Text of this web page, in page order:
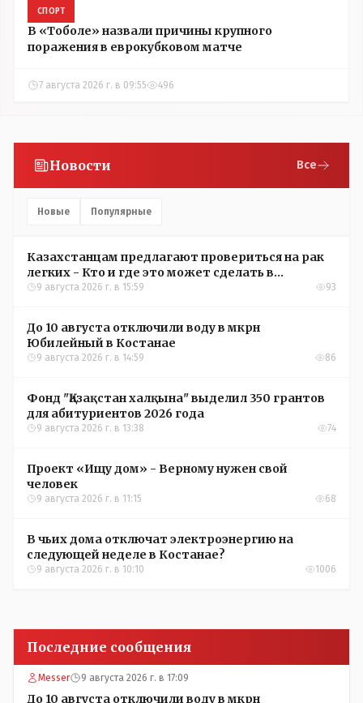
СПОРТ
В «Тоболе» назвали причины крупного
поражения в еврокубковом матче
7 августа 2026 г. в 09:55 496
Новости Все
Новые Популярные
Казахстанцам предлагают провериться на рак
легких - Кто и где это может сделать в
Костанайской области
9 августа 2026 г. в 15:59 93
До 10 августа отключили воду в мкрн
Юбилейный в Костанае
9 августа 2026 г. в 14:59 86
Фонд "Қазақстан халқына" выделил 350 грантов
для абитуриентов 2026 года
9 августа 2026 г. в 13:38 74
Проект «Ищу дом» - Верному нужен свой
человек
9 августа 2026 г. в 11:15 68
В чьих дома отключат электроэнергию на
следующей неделе в Костанае?
9 августа 2026 г. в 10:10 1006
Последние сообщения
Messer 9 августа 2026 г. в 17:09
До 10 августа отключили воду в мкрн